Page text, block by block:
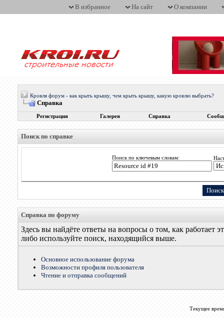
В избранное На сайт О компании
Кровля форум - как крыть крышу, чем крыть крышу, какую кровлю выбрать?
Справка
Регистрация Галерея Справка
Поиск по справке
Поиск по ключевым словам:
Справка по форуму
Здесь вы найдёте ответы на вопросы о том, как
либо используйте поиск, находящийся выше.
Основное использование форума
Возможности профиля пользователя
Чтение и отправка сообщений
Текущее